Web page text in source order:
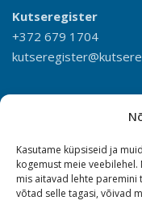
Kasutame küpsiseid ja
kogemust meie
mis aitavad lehte paremini
võtad selle tagasi, võivad
Kutseregister
+372 679 1704